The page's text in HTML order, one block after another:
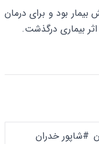
بود و برای درمان
بیماری درگذشت.
#شاپور خدران